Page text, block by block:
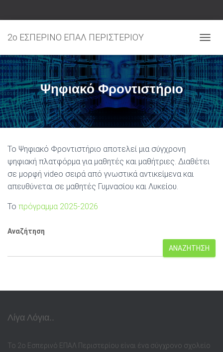
2ο ΕΣΠΕΡΙΝΟ ΕΠΑΛ ΠΕΡΙΣΤΕΡΙΟΥ
Ψηφιακό Φροντιστήριο
Το Ψηφιακό Φροντιστήριο αποτελεί μια σύγχρονη
ψηφιακή πλατφόρμα για μαθητές και μαθήτριες. Διαθέτει
σε μορφή video σειρά από γνωστικά αντικείμενα και
απευθύνεται σε μαθητές Γυμνασίου και Λυκείου.
Το πρόγραμμα 2025-2026
Αναζήτηση
ΑΝΑΖΉΤΗΣΗ
Λίγα Λόγια..
Το 2ο Εσπερινό ΕΠΑΛ Περιστερίου είναι ένα σύγχρονο σχολείο